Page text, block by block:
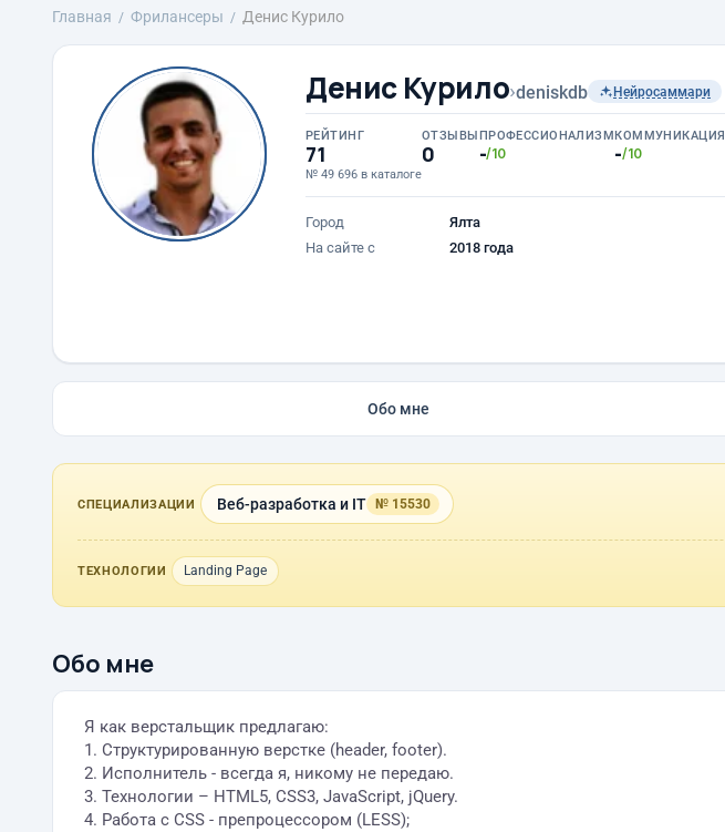
Главная Фрилансеры Денис Курило
Денис Курило›deniskdb Нейросаммари
РЕЙТИНГ
71
№ 49 696 в каталоге
ОТЗЫВЫ
0
ПРОФЕССИОНАЛИЗМ
-/10
КОММУНИКАЦИЯ
-/10
Город
Ялта
На сайте с
2018 года
Обо мне
СПЕЦИАЛИЗАЦИИ Веб-разработка и IT № 15530
ТЕХНОЛОГИИ Landing Page
Обо мне
Я как верстальщик предлагаю:
1. Структурированную верстке (header, footer).
2. Исполнитель - всегда я, никому не передаю.
3. Технологии – HTML5, CSS3, JavaScript, jQuery.
4. Работа с CSS - препроцессором (LESS);